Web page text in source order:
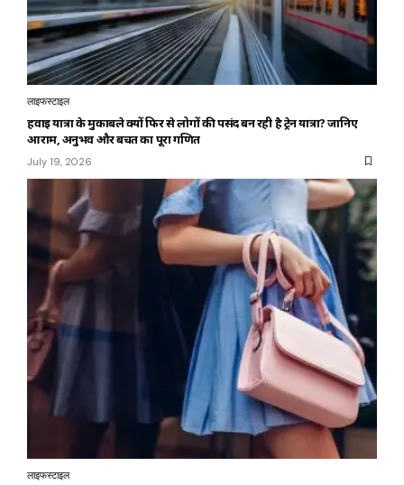
लाइफस्टाइल
हवाई यात्रा के मुकाबले क्यों फिर से लोगों की पसंद बन रही है ट्रेन यात्रा? जानिए
आराम, अनुभव और बचत का पूरा गणित
July 19, 2026
लाइफस्टाइल